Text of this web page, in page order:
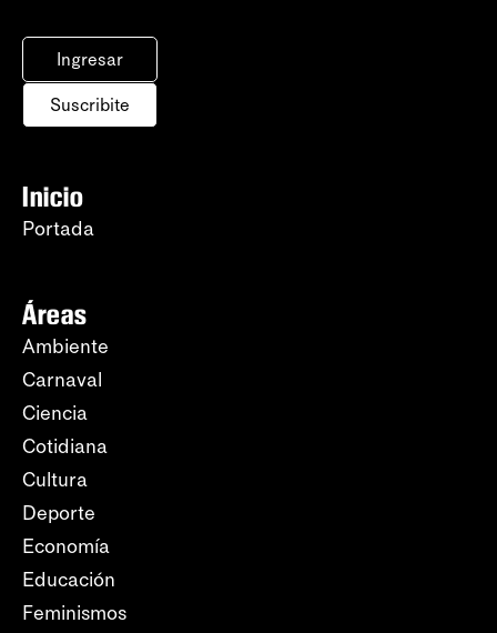
Ingresar
Suscribite
Inicio
Portada
Áreas
Ambiente
Carnaval
Ciencia
Cotidiana
Cultura
Deporte
Economía
Educación
Feminismos